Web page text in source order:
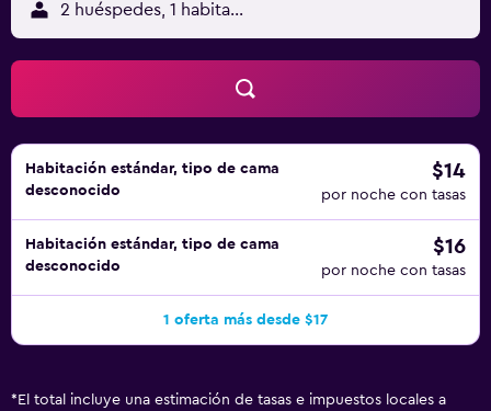
2 huéspedes, 1 habitación
Habitación estándar, tipo de cama
desconocido
$14
por noche con tasas
Habitación estándar, tipo de cama
desconocido
$16
por noche con tasas
1 oferta más desde $17
* El total incluye una estimación de tasas e impuestos locales a